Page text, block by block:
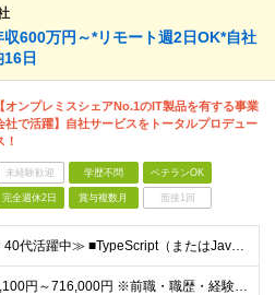
600万円～*リモート週2日OK*自社
日
【オンプレミスシェアNo.1のIT製品を有する事業
社で活躍】自社サービスをトータルプロデュー
！
未経験歓迎 学歴不問 ベテランOK
完全週休2日 賞与複数月 面接1回
≪30代・40代活躍中≫ ■TypeScript（またはJavaScript）、PHP、Java、C/C++ のいずれかを使用した開発の実務経験がある方 ■学歴不問
月給431,100円～716,000円 ※前職・職歴・経験・能力を考慮の上、優遇します ※上記給与には月30時間分の固定残業代（81,000円～134,000円）を含みます 超過分は別途支給します